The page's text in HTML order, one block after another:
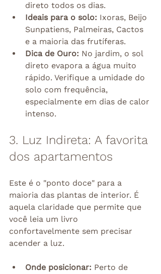
direto todos os dias.
Ideais para o solo: Ixoras, Beijo
Sunpatiens, Palmeiras, Cactos
e a maioria das frutíferas.
Dica de Ouro: No jardim, o sol
direto evapora a água muito
rápido. Verifique a umidade do
solo com frequência,
especialmente em dias de calor
intenso.
3. Luz Indireta: A favorita
dos apartamentos
Este é o "ponto doce" para a
maioria das plantas de interior. É
aquela claridade que permite que
você leia um livro
confortavelmente sem precisar
acender a luz.
Onde posicionar: Perto de